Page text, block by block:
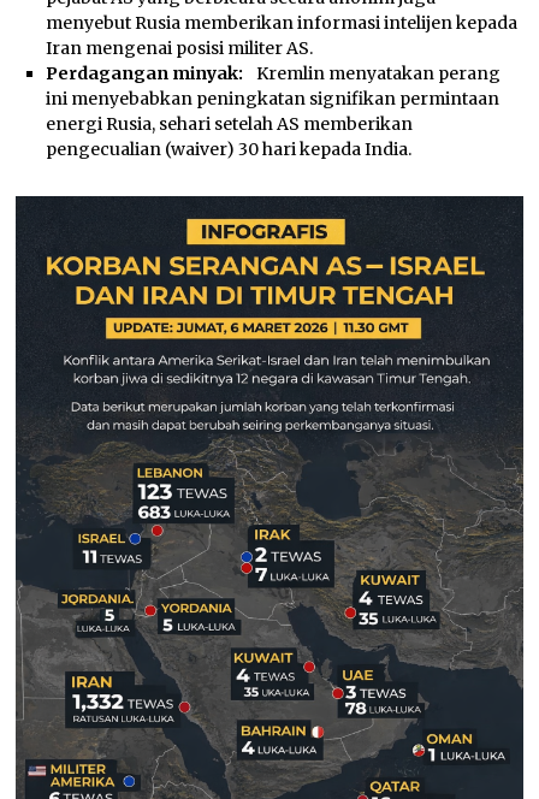
menyebut Rusia memberikan informasi intelijen kepada
Iran mengenai posisi militer AS.
Perdagangan minyak: Kremlin menyatakan perang
ini menyebabkan peningkatan signifikan permintaan
energi Rusia, sehari setelah AS memberikan
pengecualian (waiver) 30 hari kepada India.